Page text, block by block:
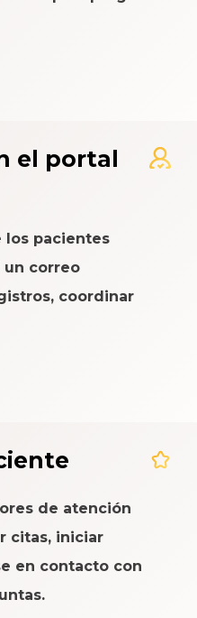
el portal
los pacientes
un correo
coordinar
de atención
citas, iniciar
en contacto con